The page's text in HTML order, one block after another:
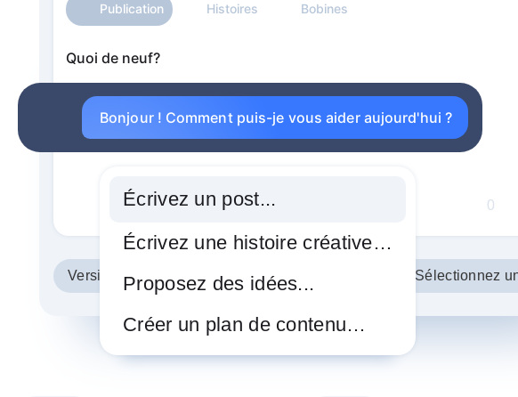
Publication Histoires Bobines
Quoi de neuf?
Bonjour ! Comment puis-je vous aider aujourd'hui ?
Écrivez un post...
Écrivez une histoire créative…
Proposez des idées...
Créer un plan de contenu…
0
Version du post Sélectionnez